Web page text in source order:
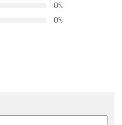
0%
0%